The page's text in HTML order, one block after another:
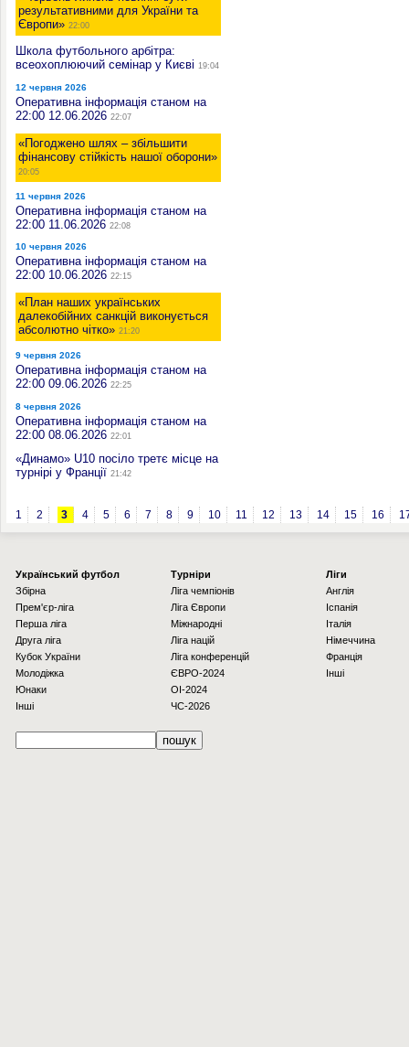
результативними для України та
Європи» 22:00
Школа футбольного арбітра:
всеохоплюючий семінар у Києві 19:04
12 червня 2026
Оперативна інформація станом на
22:00 12.06.2026 22:07
«Погоджено шлях – збільшити
фінансову стійкість нашої оборони»
20:05
11 червня 2026
Оперативна інформація станом на
22:00 11.06.2026 22:08
10 червня 2026
Оперативна інформація станом на
22:00 10.06.2026 22:15
«План наших українських
далекобійних санкцій виконується
абсолютно чітко» 21:20
9 червня 2026
Оперативна інформація станом на
22:00 09.06.2026 22:25
8 червня 2026
Оперативна інформація станом на
22:00 08.06.2026 22:01
«Динамо» U10 посіло третє місце на
турнірі у Франції 21:42
1 2 3 4 5 6 7 8 9 10 11 12 13 14 15 16
Українcький футбол
Збірна
Прем'єр-ліга
Перша ліга
Друга ліга
Кубок України
Молодіжка
Юнаки
Інші
Турніри
Ліга чемпіонів
Ліга Європи
Міжнародні
Ліга націй
Ліга конференцій
ЄВРО-2024
OI-2024
ЧС-2026
Ліги
Англія
Іспанія
Італія
Німеччина
Франція
Інші